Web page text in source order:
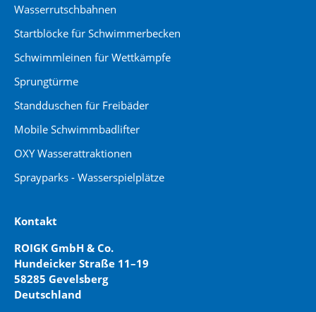
Wasserrutschbahnen
Startblöcke für Schwimmerbecken
Schwimmleinen für Wettkämpfe
Sprungtürme
Standduschen für Freibäder
Mobile Schwimmbadlifter
OXY Wasserattraktionen
Sprayparks - Wasserspielplätze
Kontakt
ROIGK GmbH & Co.
Hundeicker Straße 11–19
58285 Gevelsberg
Deutschland